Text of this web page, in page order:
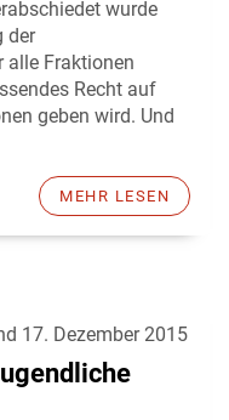
wurde
der
alle Fraktionen
Recht auf
geben wird. Und
MEHR LESEN
17. Dezember 2015